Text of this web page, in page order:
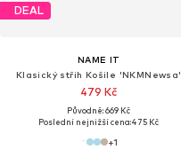
DEAL
NAME IT
Klasický střih Košile 'NKMNewsa'
479 Kč
Původně: 669 Kč
Poslední nejnižší cena:475 Kč
+1